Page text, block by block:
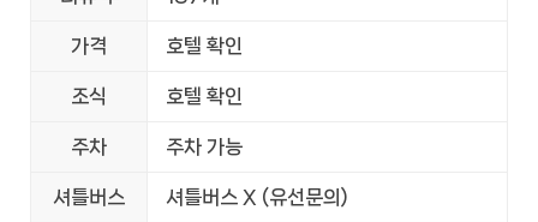
가격 호텔 확인
조식 호텔 확인
주차 주차 가능
셔틀버스 셔틀버스 X (유선문의)